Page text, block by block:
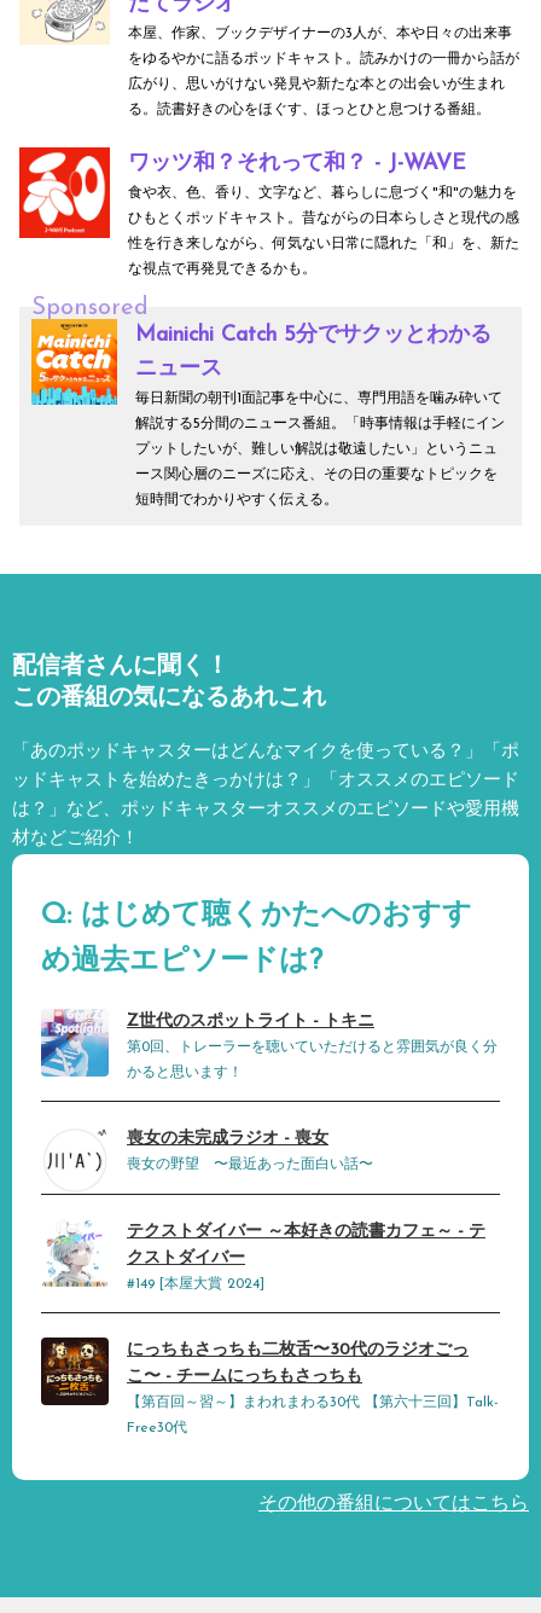
本屋、作家、ブックデザイナーの3人が、本や日々の出来事
をゆるやかに語るポッドキャスト。読みかけの一冊から話が
広がり、思いがけない発見や新たな本との出会いが生まれ
る。読書好きの心をほぐす、ほっとひと息つける番組。
ワッツ和？それって和？ - J-WAVE
食や衣、色、香り、文字など、暮らしに息づく"和"の魅力を
ひもとくポッドキャスト。昔ながらの日本らしさと現代の感
性を行き来しながら、何気ない日常に隠れた「和」を、新た
な視点で再発見できるかも。
Sponsored
Mainichi Catch 5分でサクッとわかる
ニュース
毎日新聞の朝刊1面記事を中心に、専門用語を噛み砕いて
解説する5分間のニュース番組。「時事情報は手軽にイン
プットしたいが、難しい解説は敬遠したい」というニュ
ース関心層のニーズに応え、その日の重要なトピックを
短時間でわかりやすく伝える。
配信者さんに聞く！
この番組の気になるあれこれ
「あのポッドキャスターはどんなマイクを使っている？」「ポ
ッドキャストを始めたきっかけは？」「オススメのエピソード
は？」など、 ポッドキャスターオススメのエピソードや愛用機
材などご紹介！
Q: はじめて聴くかたへのおすす
め過去エピソードは?
Z世代のスポットライト - トキニ
第0回、トレーラーを聴いていただけると雰囲気が良く分
かると思います！
喪女の未完成ラジオ - 喪女
喪女の野望 〜最近あった面白い話〜
テクストダイバー ～本好きの読書カフェ～ - テ
クストダイバー
#149 [本屋大賞 2024]
にっちもさっちも二枚舌〜30代のラジオごっ
こ〜 - チームにっちもさっちも
【第百回～習～】まわれまわる30代 【第六十三回】Talk-
Free30代
その他の番組についてはこちら